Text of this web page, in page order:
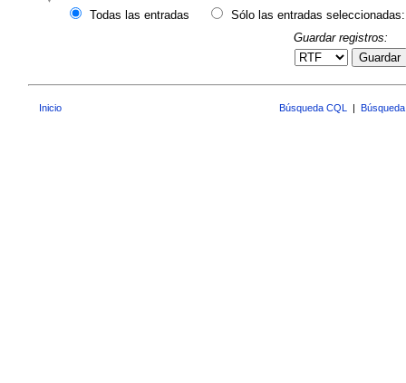
Todas las entradas
Sólo las entradas seleccionadas:
Guardar registros:
Guardar
Inicio Búsqueda CQL